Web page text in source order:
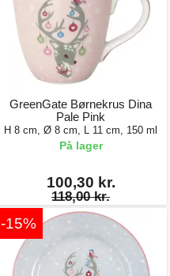
GreenGate Børnekrus Dina
Pale Pink
H 8 cm, Ø 8 cm, L 11 cm, 150 ml
På lager
100,30 kr.
118,00 kr.
-15%